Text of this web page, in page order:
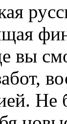
вы
Не